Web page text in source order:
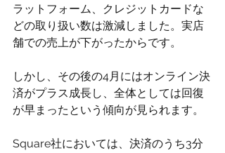
ラットフォーム、クレジットカードな
どの取り扱い数は激減しました。実店
舗での売上が下がったからです。
しかし、その後の4月にはオンライン決
済がプラス成長し、全体としては回復
が早まったという傾向が見られます。
Square社においては、決済のうち3分